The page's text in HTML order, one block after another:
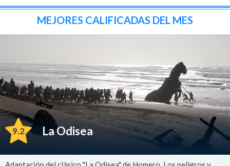
MEJORES CALIFICADAS DEL MES
9.2 La Odisea